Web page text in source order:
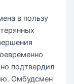
в пользу
подтвердил
Омбудсмен